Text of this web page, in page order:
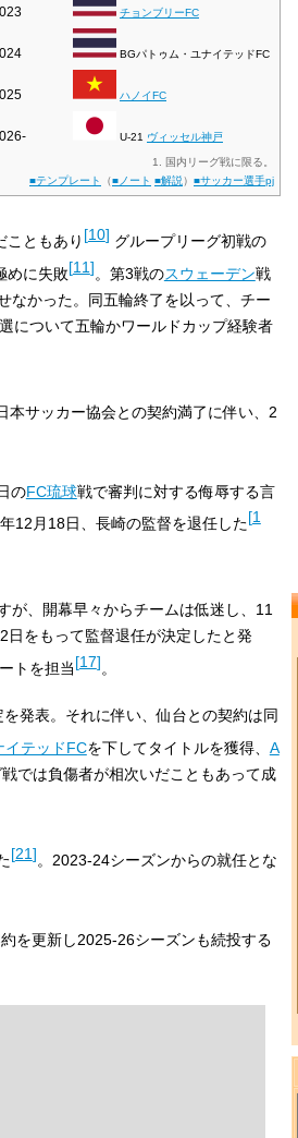
チョンブリーFC
BGパトゥム・ユナイテッドFC
ハノイFC
U-21 ヴィッセル神戸
1. 国内リーグ戦に限る。
■テンプレート
（■ノート ■解説） ■サッカー選手pj
こともあり [10] グループリーグ初戦の
めに失敗[11]。第3戦のスウェーデン戦
なかった。同五輪終了を以って、チー
について五輪かワールドカップ経験者
本サッカー協会との契約満了に伴い、2
のFC琉球戦で審判に対する侮辱する言
12月18日、長崎の監督を退任した[1
が、開幕早々からチームは低迷し、11
をもって監督退任が決定したと発
トを担当[17]。
発表。それに伴い、仙台との契約は同
イテッドFCを下してタイトルを獲得、 A
では負傷者が相次いだこともあって成
[21]。2023-24シーズンからの就任とな
を更新し2025-26シーズンも続投する